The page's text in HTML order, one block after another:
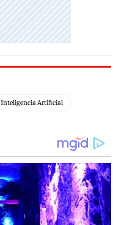
Inteligencia Artificial